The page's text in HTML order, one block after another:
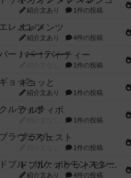
紹介文あり 1件の投稿
エレメンツ
紹介文あり 4件の投稿
バー！パーティー
1件の投稿
ギョッと
紹介文あり 1件の投稿
クルティボ
1件の投稿
ブラヴェスト
1件の投稿
ドブル：ポケットモンスター
紹介文あり 4件の投稿